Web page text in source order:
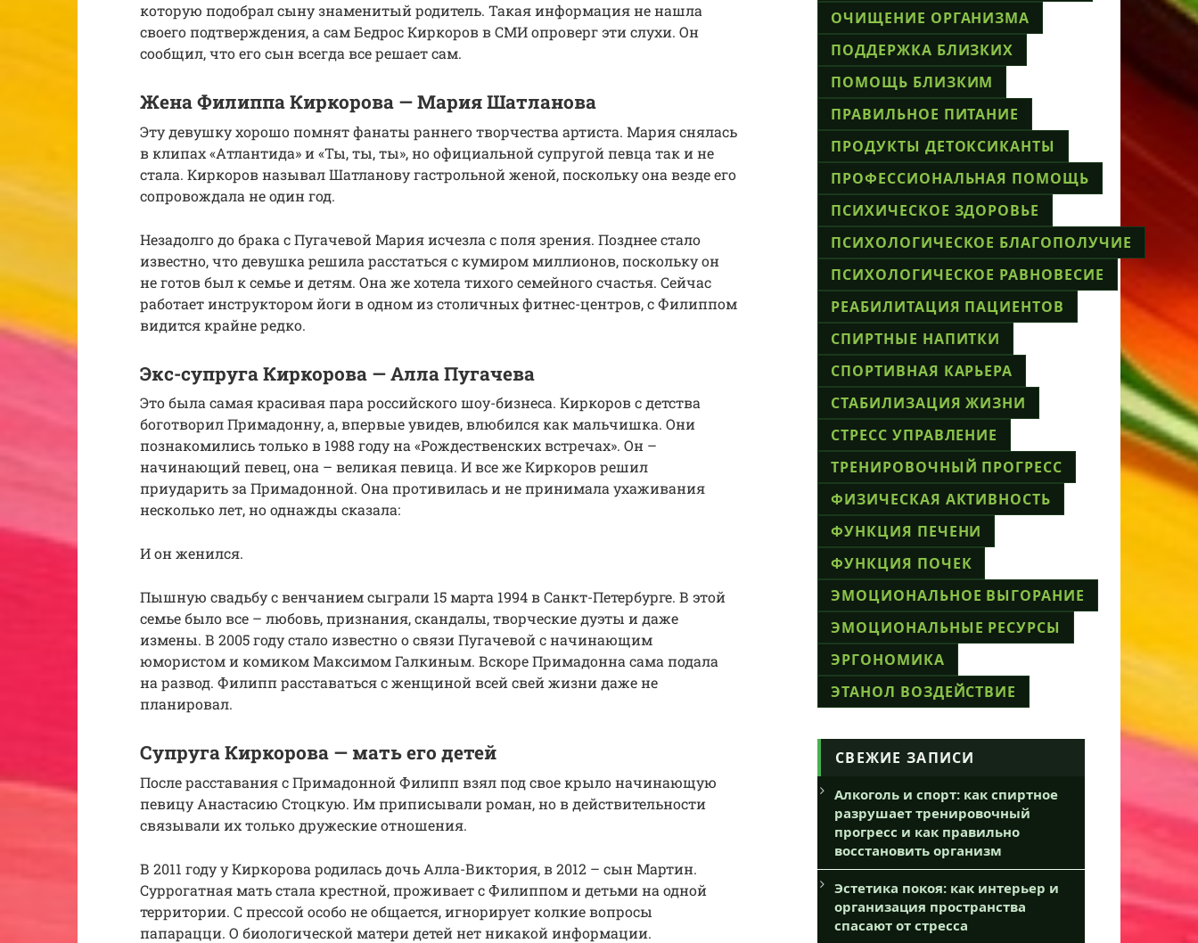
которую подобрал сыну знаменитый родитель. Такая информация не нашла
своего подтверждения, а сам Бедрос Киркоров в СМИ опроверг эти слухи. Он
сообщил, что его сын всегда все решает сам.
Жена Филиппа Киркорова — Мария Шатланова
Эту девушку хорошо помнят фанаты раннего творчества артиста. Мария снялась
в клипах «Атлантида» и «Ты, ты, ты», но официальной супругой певца так и не
стала. Киркоров называл Шатланову гастрольной женой, поскольку она везде его
сопровождала не один год.
Незадолго до брака с Пугачевой Мария исчезла с поля зрения. Позднее стало
известно, что девушка решила расстаться с кумиром миллионов, поскольку он
не готов был к семье и детям. Она же хотела тихого семейного счастья. Сейчас
работает инструктором йоги в одном из столичных фитнес-центров, с Филиппом
видится крайне редко.
Экс-супруга Киркорова — Алла Пугачева
Это была самая красивая пара российского шоу-бизнеса. Киркоров с детства
боготворил Примадонну, а, впервые увидев, влюбился как мальчишка. Они
познакомились только в 1988 году на «Рождественских встречах». Он –
начинающий певец, она – великая певица. И все же Киркоров решил
приударить за Примадонной. Она противилась и не принимала ухаживания
несколько лет, но однажды сказала:
И он женился.
Пышную свадьбу с венчанием сыграли 15 марта 1994 в Санкт-Петербурге. В этой
семье было все – любовь, признания, скандалы, творческие дуэты и даже
измены. В 2005 году стало известно о связи Пугачевой с начинающим
юмористом и комиком Максимом Галкиным. Вскоре Примадонна сама подала
на развод. Филипп расставаться с женщиной всей свей жизни даже не
планировал.
Супруга Киркорова — мать его детей
После расставания с Примадонной Филипп взял под свое крыло начинающую
певицу Анастасию Стоцкую. Им приписывали роман, но в действительности
связывали их только дружеские отношения.
В 2011 году у Киркорова родилась дочь Алла-Виктория, в 2012 – сын Мартин.
Суррогатная мать стала крестной, проживает с Филиппом и детьми на одной
территории. С прессой особо не общается, игнорирует колкие вопросы
папарацци. О биологической матери детей нет никакой информации.
ОЧИЩЕНИЕ ОРГАНИЗМА
ПОДДЕРЖКА БЛИЗКИХ
ПОМОЩЬ БЛИЗКИМ
ПРАВИЛЬНОЕ ПИТАНИЕ
ПРОДУКТЫ ДЕТОКСИКАНТЫ
ПРОФЕССИОНАЛЬНАЯ ПОМОЩЬ
ПСИХИЧЕСКОЕ ЗДОРОВЬЕ
ПСИХОЛОГИЧЕСКОЕ БЛАГОПОЛУЧИЕ
ПСИХОЛОГИЧЕСКОЕ РАВНОВЕСИЕ
РЕАБИЛИТАЦИЯ ПАЦИЕНТОВ
СПИРТНЫЕ НАПИТКИ
СПОРТИВНАЯ КАРЬЕРА
СТАБИЛИЗАЦИЯ ЖИЗНИ
СТРЕСС УПРАВЛЕНИЕ
ТРЕНИРОВОЧНЫЙ ПРОГРЕСС
ФИЗИЧЕСКАЯ АКТИВНОСТЬ
ФУНКЦИЯ ПЕЧЕНИ
ФУНКЦИЯ ПОЧЕК
ЭМОЦИОНАЛЬНОЕ ВЫГОРАНИЕ
ЭМОЦИОНАЛЬНЫЕ РЕСУРСЫ
ЭРГОНОМИКА
ЭТАНОЛ ВОЗДЕЙСТВИЕ
СВЕЖИЕ ЗАПИСИ
Алкоголь и спорт: как спиртное
разрушает тренировочный
прогресс и как правильно
восстановить организм
Эстетика покоя: как интерьер и
организация пространства
спасают от стресса